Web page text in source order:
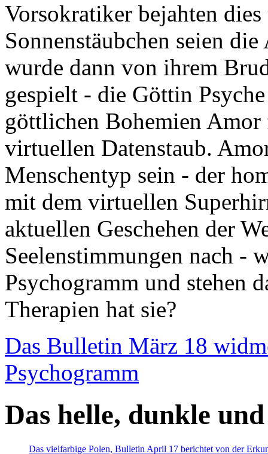
Vorsokratiker bejahten
Sonnenstäubchen seien
wurde dann von ihrem
gespielt - die Göttin
göttlichen Bohemien
virtuellen Datenstaub.
Menschentyp sein - der
mit dem virtuellen
aktuellen Geschehen der
Seelenstimmungen nach -
Psychogramm und stehen
Therapien hat sie?
Das Bulletin März 18
Psychogramm
Das helle, dunkle
Das vielfarbige Polen, Bulletin April 17 berichtet von der